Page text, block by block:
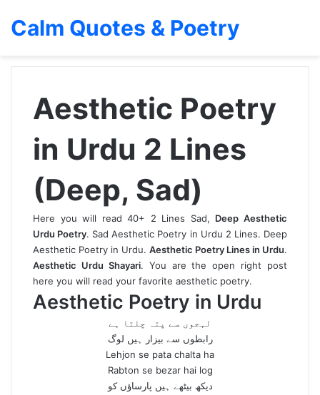
Calm Quotes & Poetry
Aesthetic Poetry
in Urdu 2 Lines
(Deep, Sad)
Here you will read 40+ 2 Lines Sad, Deep Aesthetic
Urdu Poetry. Sad Aesthetic Poetry in Urdu 2 Lines. Deep
Aesthetic Poetry in Urdu. Aesthetic Poetry Lines in Urdu.
Aesthetic Urdu Shayari. You are the open right post
here you will read your favorite aesthetic poetry.
Aesthetic Poetry in Urdu
لہجوں سے پتہ چلتا ہے
رابطوں سے بیزار ہیں لوگ
Lehjon se pata chalta ha
Rabton se bezar hai log
دیکھ بیٹھے ہیں پارساؤں کو